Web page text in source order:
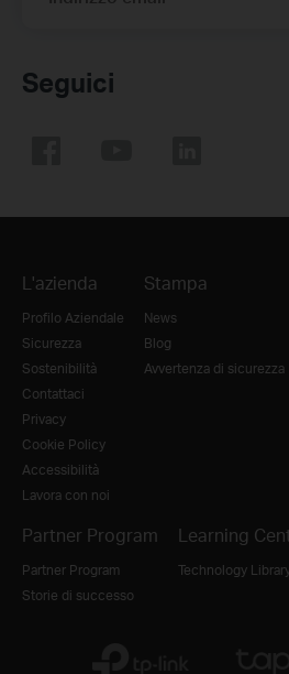
Seguici
L'azienda
Profilo Aziendale
Sicurezza
Sostenibilità
Contattaci
Privacy
Cookie Policy
Accessibilità
Lavora con noi
Stampa
News
Blog
Avvertenza di sicurezza
Partner Program
Partner Program
Storie di successo
Learning
Technology